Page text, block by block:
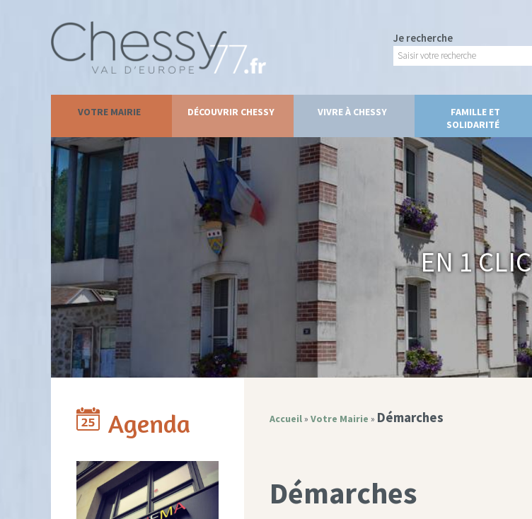
Je recherche
VOTRE MAIRIE DÉCOUVRIR CHESSY VIVRE À CHESSY
FAMILLE ET
SOLIDARITÉ
En 1 clic
Agenda Accueil» Votre Mairie » Démarches
Démarches